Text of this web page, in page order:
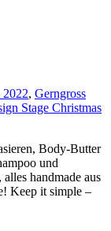
, Gerngross
Stage Christmas
Body-Butter
und
handmade aus
Keep it simple –